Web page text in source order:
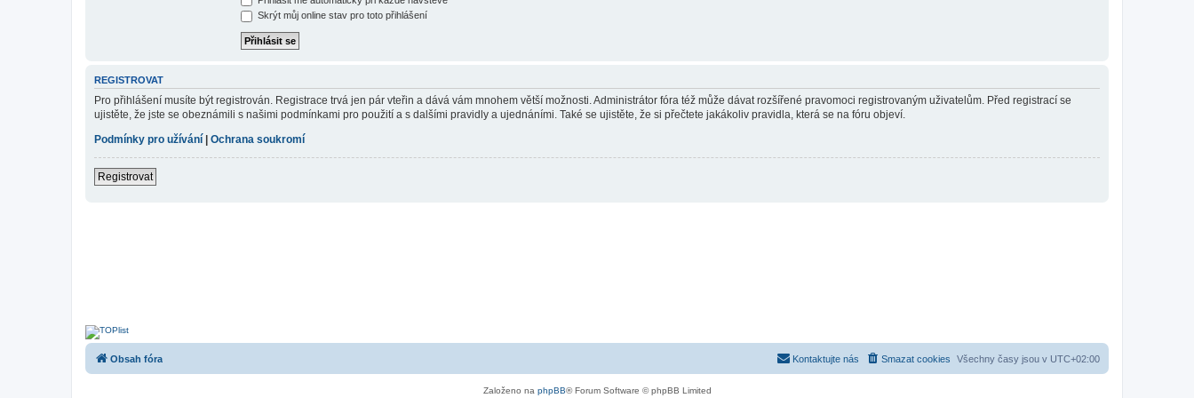
Skrýt můj online stav pro toto přihlášení
REGISTROVAT
Pro přihlášení musíte být registrován. Registrace trvá jen pár vteřin a dává vám mnohem větší možnosti. Administrátor fóra též může dávat rozšířené pravomoci registrovaným uživatelům. Před registrací se
ujistěte, že jste se obeznámili s našimi podmínkami pro použití a s dalšími pravidly a ujednáními. Také se ujistěte, že si přečtete jakákoliv pravidla, která se na fóru objeví.
Podmínky pro užívání
Ochrana soukromí
Registrovat
Obsah fóra Všechny časy jsou v UTC+02:00
Smazat cookies
Kontaktujte nás
Založeno na phpBB® Forum Software © phpBB Limited